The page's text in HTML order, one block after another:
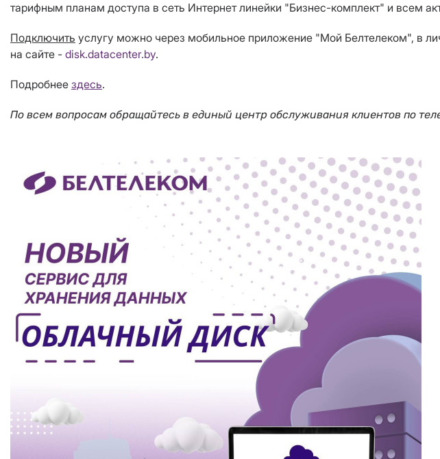
тарифным планам доступа в сеть Интернет линейки "Бизнес-комплект" и всем
Подключить услугу можно через мобильное приложение "Мой Белтелеком", в
на сайте - disk.datacenter.by.
Подробнее здесь.
По всем вопросам обращайтесь в единый центр обслуживания клиентов по